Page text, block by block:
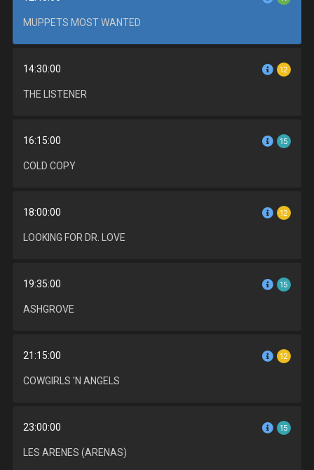
MUPPETS MOST WANTED
14:30:00 12
THE LISTENER
16:15:00 15
COLD COPY
18:00:00 12
LOOKING FOR DR. LOVE
19:35:00 15
ASHGROVE
21:15:00 12
COWGIRLS 'N ANGELS
23:00:00 15
LES ARENES (ARENAS)